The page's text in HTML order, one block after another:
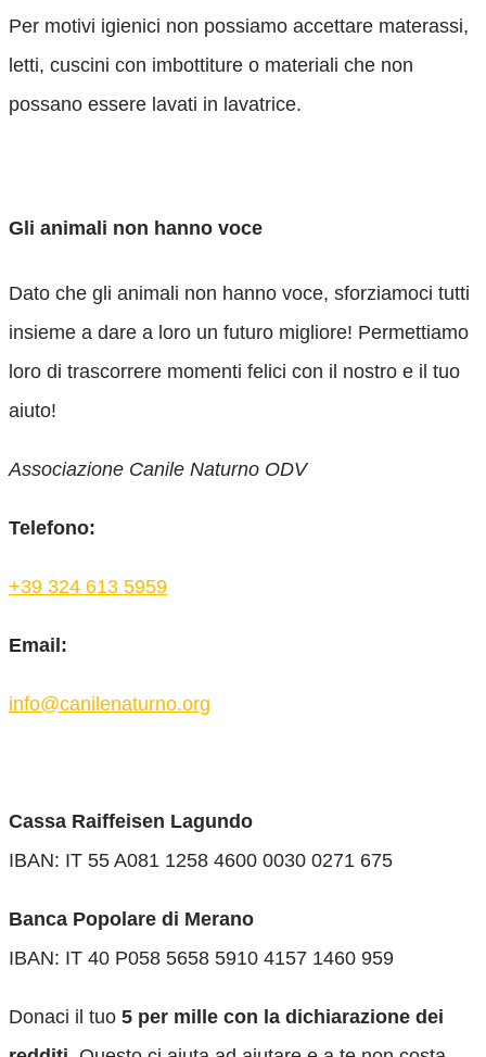
Per motivi igienici non possiamo accettare materassi,
letti, cuscini con imbottiture o materiali che non
possano essere lavati in lavatrice.
Gli animali non hanno voce
Dato che gli animali non hanno voce, sforziamoci tutti
insieme a dare a loro un futuro migliore! Permettiamo
loro di trascorrere momenti felici con il nostro e il tuo
aiuto!
Associazione Canile Naturno ODV
Telefono:
+39 324 613 5959
Email:
info@canilenaturno.org
Cassa Raiffeisen Lagundo
IBAN: IT 55 A081 1258 4600 0030 0271 675
Banca Popolare di Merano
IBAN: IT 40 P058 5658 5910 4157 1460 959
Donaci il tuo 5 per mille con la dichiarazione dei